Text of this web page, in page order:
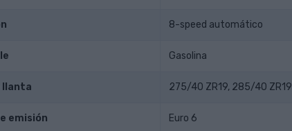
8-speed automático
Gasolina
llanta 275/40 ZR19, 285/40 ZR19
emisión Euro 6